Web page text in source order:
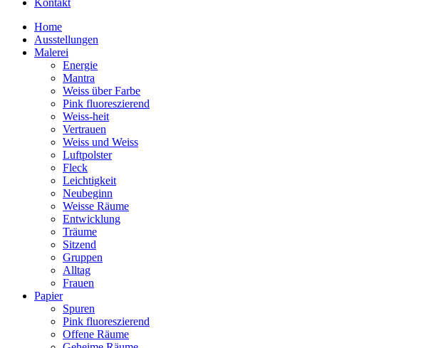
Kontakt
Home
Ausstellungen
Malerei
Energie
Mantra
Weiss über Farbe
Pink fluoreszierend
Weiss-heit
Vertrauen
Weiss und Weiss
Luftpolster
Fleck
Leichtigkeit
Neubeginn
Weisse Räume
Entwicklung
Träume
Sitzend
Gruppen
Alltag
Frauen
Papier
Spuren
Pink fluoreszierend
Offene Räume